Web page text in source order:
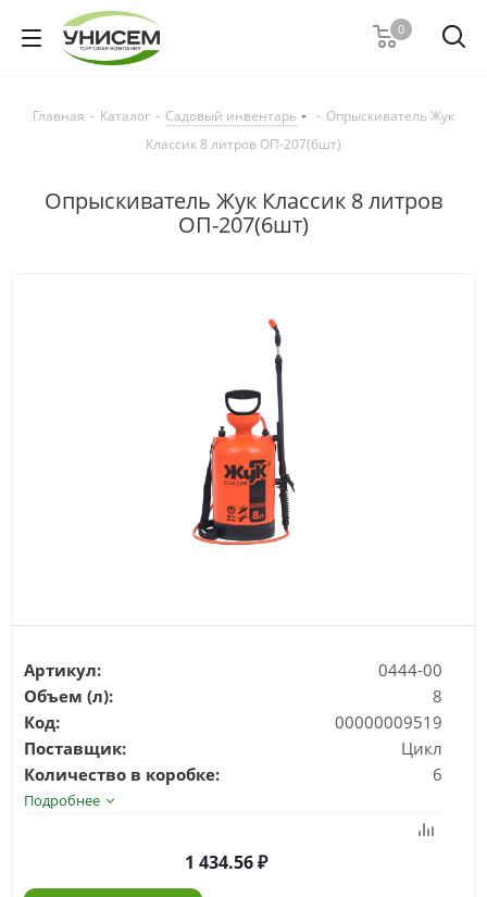
0
Главная - Каталог - Садовый инвентарь - Опрыскиватель Жук
Классик 8 литров ОП-207(6шт)
Опрыскиватель Жук Классик 8 литров
ОП-207(6шт)
Артикул:
0444-00
Объем (л):
8
Код:
00000009519
Поставщик:
Цикл
Количество в коробке:
6
Подробнее
1 434.56